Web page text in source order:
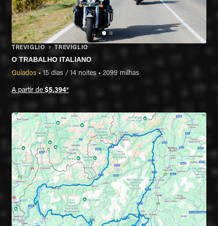
TREVIGLIO TREVIGLIO
O TRABALHO ITALIANO
Guiados • 15 dias / 14 noites • 2099 milhas
A partir de $5,394*